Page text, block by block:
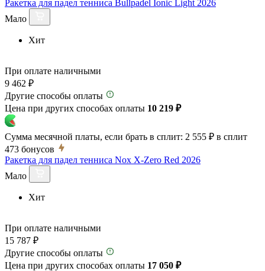
Ракетка для падел тенниса Bullpadel Ionic Light 2026
Мало
Хит
При оплате наличными
9 462 ₽
Другие способы оплаты
Цена при других способах оплаты 10 219 ₽
Сумма месячной платы, если брать в сплит: 2 555 ₽ в сплит
473 бонусов
Ракетка для падел тенниса Nox X-Zero Red 2026
Мало
Хит
При оплате наличными
15 787 ₽
Другие способы оплаты
Цена при других способах оплаты 17 050 ₽